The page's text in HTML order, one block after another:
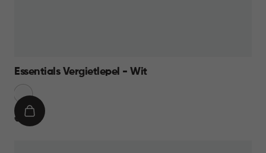
Essentials Vergietlepel - Wit
Wit
€
€ 6,95
IN